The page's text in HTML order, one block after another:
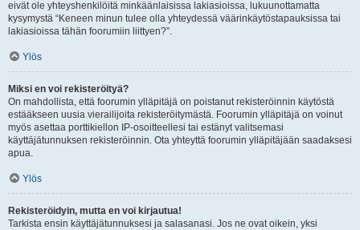
eivät ole yhteyshenkilöitä minkäänlaisissa lakiasioissa, lukuunottamatta
kysymystä “Keneen minun tulee olla yhteydessä väärinkäytöstapauksissa tai
lakiasioissa tähän foorumiin liittyen?”.
Ylös
Miksi en voi rekisteröityä?
On mahdollista, että foorumin ylläpitäjä on poistanut rekisteröinnin käytöstä
estääkseen uusia vierailijoita rekisteröitymästä. Foorumin ylläpitäjä on voinut
myös asettaa porttikiellon IP-osoitteellesi tai estänyt valitsemasi
käyttäjätunnuksen rekisteröinnin. Ota yhteyttä foorumin ylläpitäjään saadaksesi
apua.
Ylös
Rekisteröidyin, mutta en voi kirjautua!
Tarkista ensin käyttäjätunnuksesi ja salasanasi. Jos ne ovat oikein, yksi